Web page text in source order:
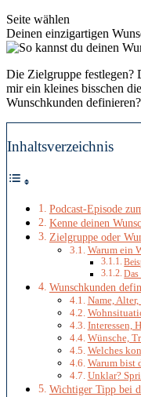
Seite wählen
Deinen einzigartigen
Die Zielgruppe festlegen?
mir ein kleines bisschen
Wunschkunden definieren?
Inhaltsverzeichnis
Podcast-Episode
Kenne deinen
Zielgruppe oder
Warum ein
Das
Wunschkunden
Name,
Interessen,
Wünsche,
Welches
Warum bist
Unklar?
Wichtiger Tipp bei